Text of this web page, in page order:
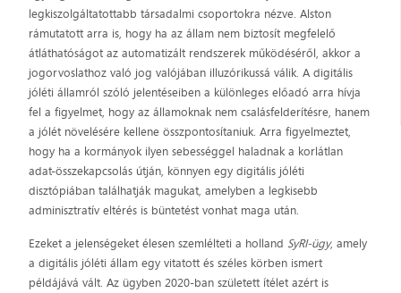
legkiszolgáltatottabb társadalmi csoportokra nézve. Alston
rámutatott arra is, hogy ha az állam nem biztosít megfelelő
átláthatóságot az automatizált rendszerek működéséről, akkor a
jogorvoslathoz való jog valójában illuzórikussá válik. A digitális
jóléti államról szóló jelentéseiben a különleges előadó arra hívja
fel a figyelmet, hogy az államoknak nem csalásfelderítésre, hanem
a jólét növelésére kellene összpontosítaniuk. Arra figyelmeztet,
hogy ha a kormányok ilyen sebességgel haladnak a korlátlan
adat-összekapcsolás útján, könnyen egy digitális jóléti
disztópiában találhatják magukat, amelyben a legkisebb
adminisztratív eltérés is büntetést vonhat maga után.
Ezeket a jelenségeket élesen szemlélteti a holland SyRI-ügy, amely
a digitális jóléti állam egy vitatott és széles körben ismert
példájává vált. Az ügyben 2020-ban született ítélet azért is